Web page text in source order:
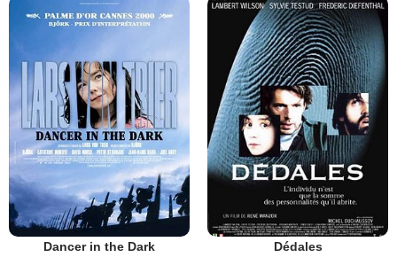
Dancer in the Dark Dédales